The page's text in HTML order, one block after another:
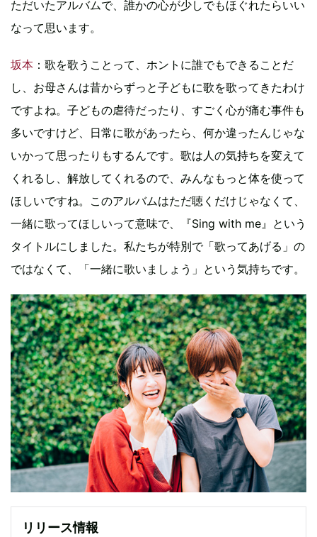
ただいたアルバムで、誰かの心が少しでもほぐれたらいい
なって思います。
坂本 ：歌を歌うことって、ホントに誰でもできることだ
し、お母さんは昔からずっと子どもに歌を歌ってきたわけ
ですよね。子どもの虐待だったり、すごく心が痛む事件も
多いですけど、日常に歌があったら、何か違ったんじゃな
いかって思ったりもするんです。歌は人の気持ちを変えて
くれるし、解放してくれるので、みんなもっと体を使って
ほしいですね。このアルバムはただ聴くだけじゃなくて、
一緒に歌ってほしいって意味で、『Sing with me』という
タイトルにしました。私たちが特別で「歌ってあげる」の
ではなくて、「一緒に歌いましょう」という気持ちです。
リリース情報